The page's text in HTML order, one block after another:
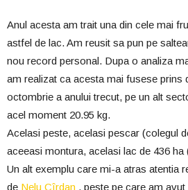
Anul acesta am trait una din cele mai
astfel de lac. Am reusit sa pun pe
nou record personal. Dupa o analiza
am realizat ca acesta mai fusese prins
octombrie a anului trecut, pe un alt
acel moment 20.95 kg.
Acelasi peste, acelasi pescar (colegul
aceeasi montura, acelasi lac de 436 ha
Un alt exemplu care mi-a atras atentia
de Nelu Cîrdan , peste pe care am